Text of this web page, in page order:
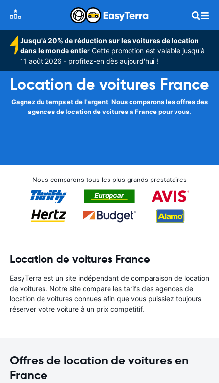
Jusqu'à 20% de réduction sur les voitures de location
dans le monde entier Cette promotion est valable jusqu'à
11 août 2026 - profitez-en dès aujourd'hui !
Location de voitures France
Gagnez du temps et de l'argent. Nous comparons les offres des
agences de location de voitures à France pour vous.
Nous comparons tous les plus grands prestataires
Location de voitures France
EasyTerra est un site indépendant de comparaison de location
de voitures. Notre site compare les tarifs des agences de
location de voitures connues afin que vous puissiez toujours
réserver votre voiture à un prix compétitif.
Offres de location de voitures en
France